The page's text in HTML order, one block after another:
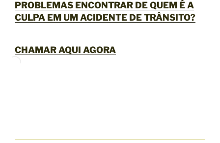
PROBLEMAS ENCONTRAR DE QUEM É A
CULPA EM UM ACIDENTE DE TRÂNSITO?
CHAMAR AQUI AGORA